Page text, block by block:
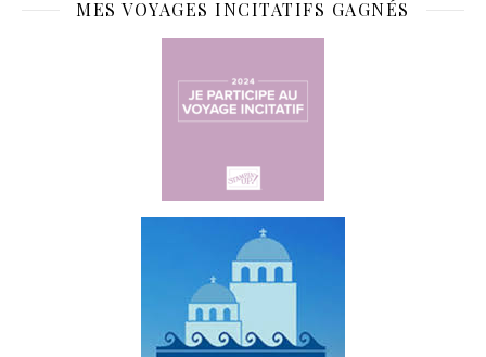
MES VOYAGES INCITATIFS GAGNÉS